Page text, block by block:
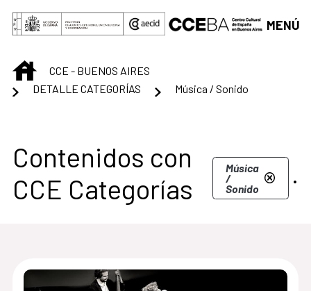
Saltar al contenido principal
MENÚ
INICIOCCE - BUENOS AIRES
DETALLE CATEGORÍAS
Música / Sonido
Centro Cultural de
Contenidos con
CCE Categorías
Música
/
Sonido .